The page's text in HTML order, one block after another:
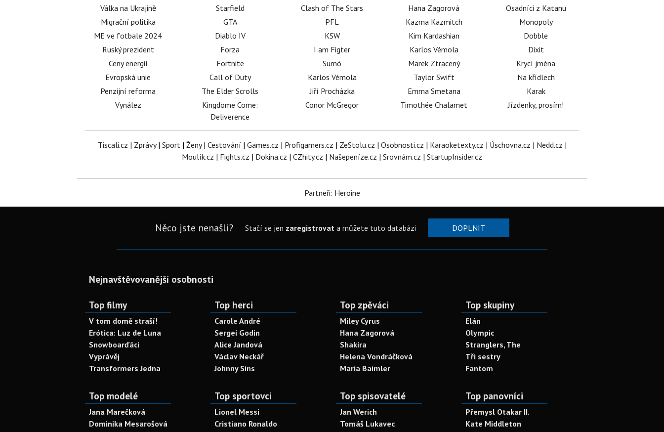
Válka na Ukrajině
Migrační politika
ME ve fotbale 2024
Ruský prezident
Ceny energií
Evropská unie
Penzijní reforma
Vynález
Starfield
GTA
Diablo IV
Forza
Fortnite
Call of Duty
The Elder Scrolls
Kingdome Come:
Deliverence
Clash of The Stars
PFL
KSW
I am Figter
Sumó
Karlos Vémola
Jiří Procházka
Conor McGregor
Hana Zagorová
Kazma Kazmitch
Kim Kardashian
Karlos Vémola
Marek Ztracený
Taylor Swift
Emma Smetana
Timothée Chalamet
Osadníci z Katanu
Monopoly
Dobble
Dixit
Krycí jména
Na křídlech
Karak
Jízdenky, prosím!
Tiscali.cz | Zprávy| Sport| Ženy| Cestování | Games.cz | Profigamers.cz | ZeStolu.cz | Osobnosti.cz | Karaoketexty.cz | Úschovna.cz | Nedd.cz |
Moulík.cz | Fights.cz | Dokina.cz | CZhity.cz | Našepeníze.cz | Srovnám.cz | StartupInsider.cz
Partneři: Heroine
Něco jste nenašli? Stačí se jen zaregistrovata můžete tuto databázi DOPLNIT
Nejnavštěvovanější osobnosti
Top filmy
V tom domě straší!
Erótica: Luz de Luna
Snowboarďáci
Vyprávěj
Transformers Jedna
Top herci
Carole André
Sergei Godin
Alice Jandová
Václav Neckář
Johnny Sins
Top zpěváci
Miley Cyrus
Hana Zagorová
Shakira
Helena Vondráčková
Maria Baimler
Top skupiny
Elán
Olympic
Stranglers, The
Tři sestry
Fantom
Top modelé
Jana Marečková
Dominika Mesarošová
Top sportovci
Lionel Messi
Cristiano Ronaldo
Top spisovatelé
Jan Werich
Tomáš Lukavec
Top panovníci
Přemysl Otakar II.
Kate Middleton